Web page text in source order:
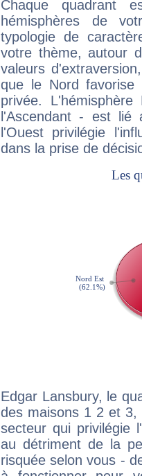
Chaque quadrant
hémisphères de
typologie de
votre thème, autour
valeurs
que le Nord favorise
privée.
l'Ascendant - est
l'Ouest privilégie
dans la prise de
Edgar Lansbury, le
des maisons 1 2 et
secteur qui privilégie
au détriment de la
risquée selon vous -